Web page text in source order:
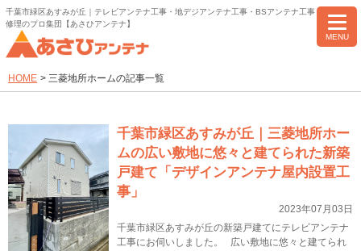
千葉市緑区あすみが丘｜テレビアンテナ工事・地デジアンテナ工事・BSアンテナ工事・アンテナ
修理のプロ集団【あさひアンテナ】
MENU
HOME > 三菱地所ホームの記事一覧
千葉市緑区あすみが丘｜三菱地所ホー
ムの広い敷地に悠々と建てられた新築
戸建て「デザインアンテナ屋内設置工
事」
2023年07月03日
千葉市緑区あすみが丘の新築戸建てにテレビアンテナ
工事にお伺いしました。 広い敷地に悠々と建てられ